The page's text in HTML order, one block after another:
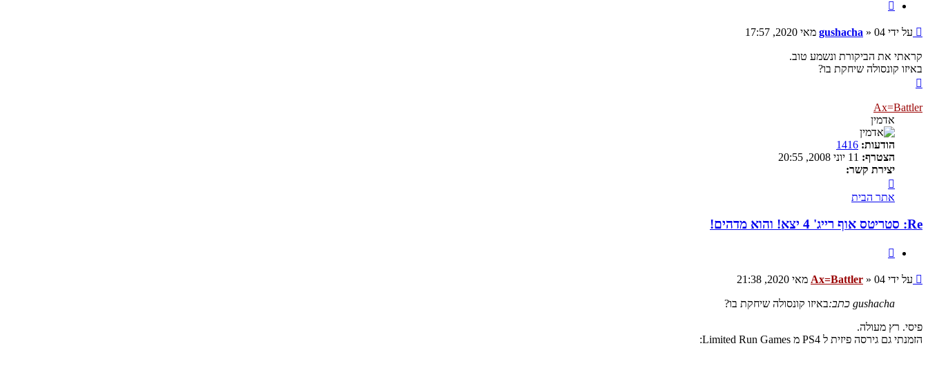
שליחה
על ידי gushacha » 04 מאי 2020, 17:57
קראתי את הביקורת ונשמע טוב.
באיזו קונסולה שיחקת בו?
Ax=Battler
אדמין
הודעות: 1416
הצטרף:
יצירת קשר:
קשר
עם
Ax=Battler
אתר הבית
Re: סטריטס אוף רייג' 4 יצא! והוא מדהים!
שליחה
על ידי Ax=Battler » 04 מאי 2020, 21:38
gushacha כתב:
באיזו קונסולה שיחקת בו?
פיסי. רץ מעולה.
הזמנתי גם גירסה פיזית ל PS4 מ Limited Run Games: